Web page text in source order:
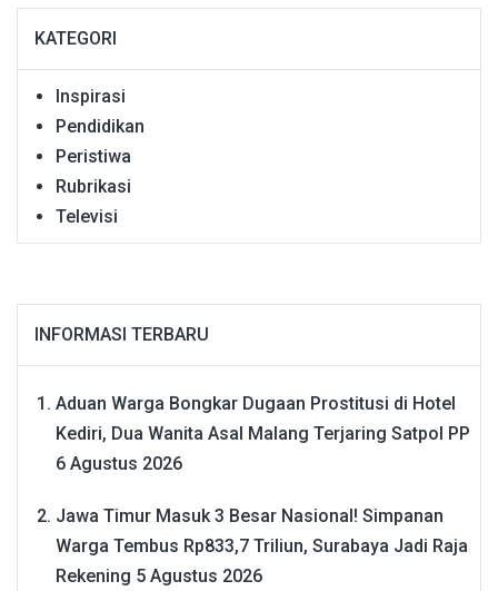
KATEGORI
Inspirasi
Pendidikan
Peristiwa
Rubrikasi
Televisi
INFORMASI TERBARU
Aduan Warga Bongkar Dugaan Prostitusi di Hotel
Kediri, Dua Wanita Asal Malang Terjaring Satpol PP
6 Agustus 2026
Jawa Timur Masuk 3 Besar Nasional! Simpanan
Warga Tembus Rp833,7 Triliun, Surabaya Jadi Raja
Rekening 5 Agustus 2026